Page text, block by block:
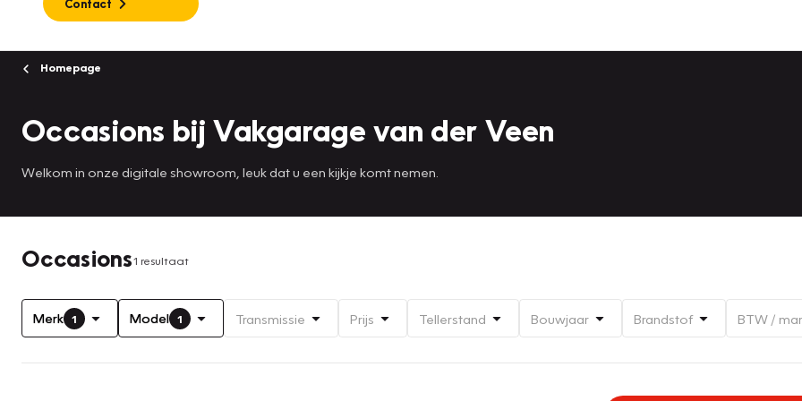
Contact
Homepage
Occasions bij Vakgarage van der Veen
Welkom in onze digitale showroom, leuk dat u een kijkje komt nemen.
Occasions1 resultaat
Merk 1 Model 1 Transmissie Prijs Tellerstand Bouwjaar Brandstof BTW /